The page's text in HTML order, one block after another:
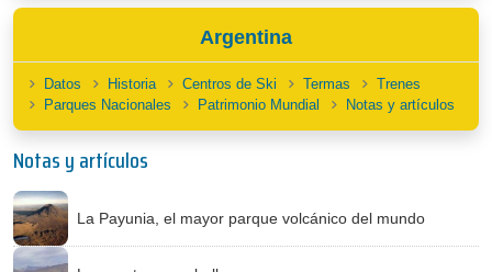
Argentina
Datos Historia Centros de Ski Termas
Trenes
Parques Nacionales
Patrimonio Mundial Notas y artículos
Notas y artículos
La Payunia, el mayor parque volcánico del mundo